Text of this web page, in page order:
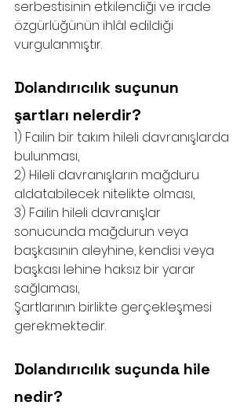
serbestisinin etkilendiği ve irade
özgürlüğünün ihlâl edildiği
vurgulanmıştır.
Dolandırıcılık suçunun
şartları nelerdir?
1) Failin bir takım hileli davranışlarda
bulunması,
2) Hileli davranışların mağduru
aldatabilecek nitelikte olması,
3) Failin hileli davranışlar
sonucunda mağdurun veya
başkasının aleyhine, kendisi veya
başkası lehine haksız bir yarar
sağlaması,
Şartlarının birlikte gerçekleşmesi
gerekmektedir.
Dolandırıcılık suçunda hile
nedir?